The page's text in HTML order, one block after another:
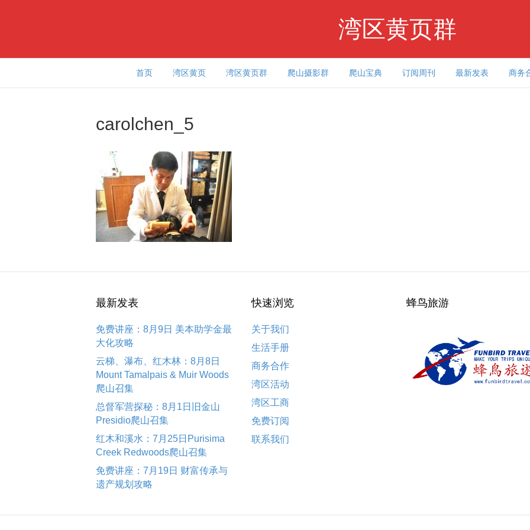
湾区黄页群
首页 湾区黄页 湾区黄页群 爬山摄影群 爬山宝典 订阅周刊 最新发表 商务
carolchen_5
最新发表
免费讲座：8月9日 美本助学金最
大化攻略
云梯、瀑布、红木林：8月8日
Mount Tamalpais & Muir Woods
爬山召集
总督军营探秘：8月1日旧金山
Presidio爬山召集
红木和溪水：7月25日Purisima
Creek Redwoods爬山召集
免费讲座：7月19日 财富传承与
遗产规划攻略
快速浏览
关于我们
生活手册
商务合作
湾区活动
湾区工商
免费订阅
联系我们
蜂鸟旅游